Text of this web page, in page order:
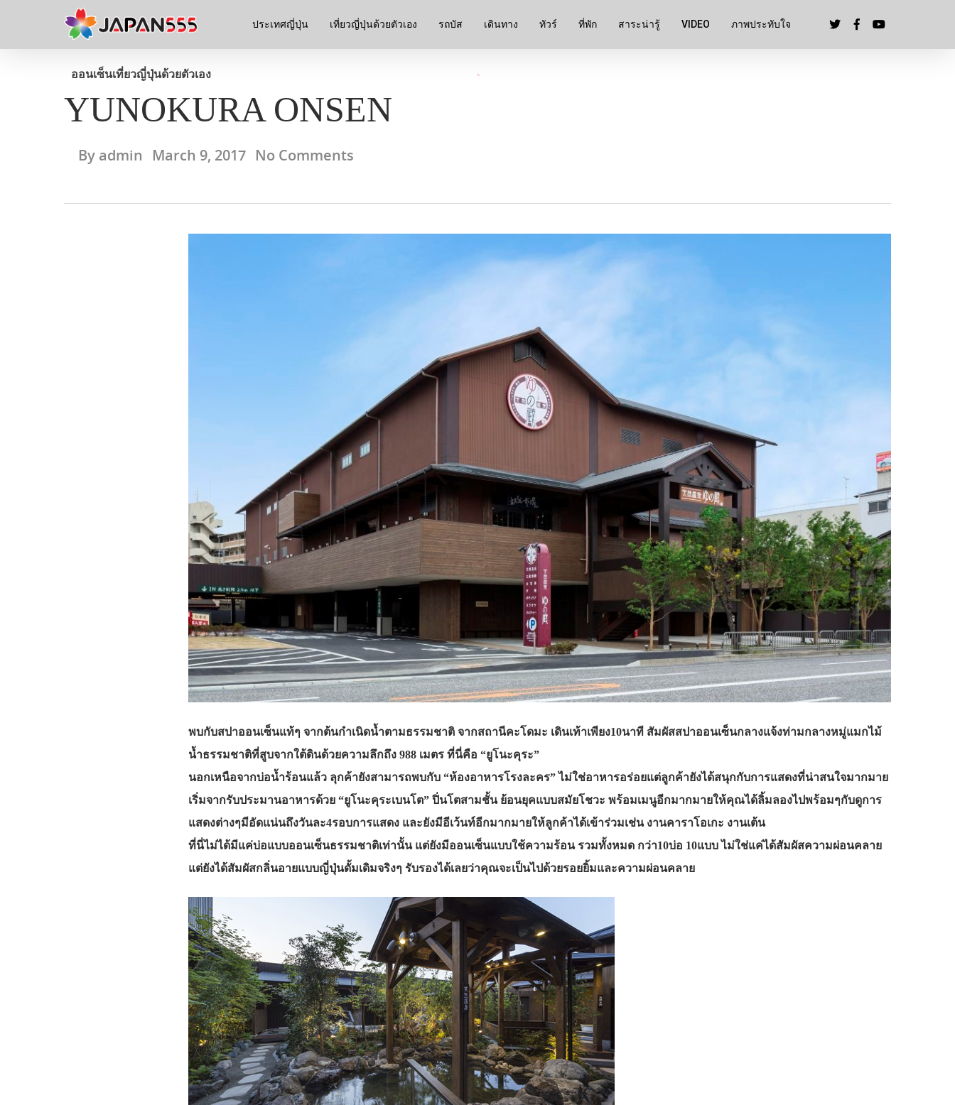
ประเทศญี่ปุ่น เที่ยวญี่ปุ่นด้วยตัวเอง รถบัส เดินทาง ทัวร์ ที่พัก สาระน่ารู้ VIDEO ภาพประทับใจ
ออนเซ็นเที่ยวญี่ปุ่นด้วยตัวเอง
YUNOKURA ONSEN
By admin March 9, 2017 No Comments
พบกับสปาออนเซ็นแท้ๆ จากต้นกำเนิดน้ำตามธรรมชาติ จากสถานีคะโดมะ เดินเท้าเพียง10นาที สัมผัสสปาออนเซ็นกลางแจ้งท่ามกลางหมู่แมกไม้
น้ำธรรมชาติที่สูบจากใต้ดินด้วยความลึกถึง 988 เมตร ที่นี่คือ “ยูโนะคุระ”
นอกเหนือจากบ่อน้ำร้อนแล้ว ลุกค้ายังสามารถพบกับ “ห้องอาหารโรงละคร” ไม่ใช่อาหารอร่อยแต่ลูกค้ายังได้สนุกกับการแสดงที่น่าสนใจมากมาย
เริ่มจากรับประมานอาหารด้วย “ยูโนะคุระเบนโต” ปิ่นโตสามชั้น ย้อนยุคแบบสมัยโชวะ พร้อมเมนูอีกมากมายให้คุณได้ลิ้มลองไปพร้อมๆกับดูการ
แสดงต่างๆมีอัดแน่นถึงวันละ4รอบการแสดง และยังมีอีเว้นท์อีกมากมายให้ลูกค้าได้เข้าร่วมเช่น งานคาราโอเกะ งานเต้น
ที่นี่ไม่ได้มีแค่บ่อแบบออนเซ็นธรรมชาติเท่านั้น แต่ยังมีออนเซ็นแบบใช้ความร้อน รวมทั้งหมด กว่า10บ่อ 10แบบ ไม่ใช่แค่ได้สัมผัสความผ่อนคลาย
แต่ยังได้สัมผัสกลิ่นอายแบบญี่ปุ่นดั้มเดิมจริงๆ รับรองได้เลยว่าคุณจะเป็นไปด้วยรอยยิ้มและความผ่อนคลาย